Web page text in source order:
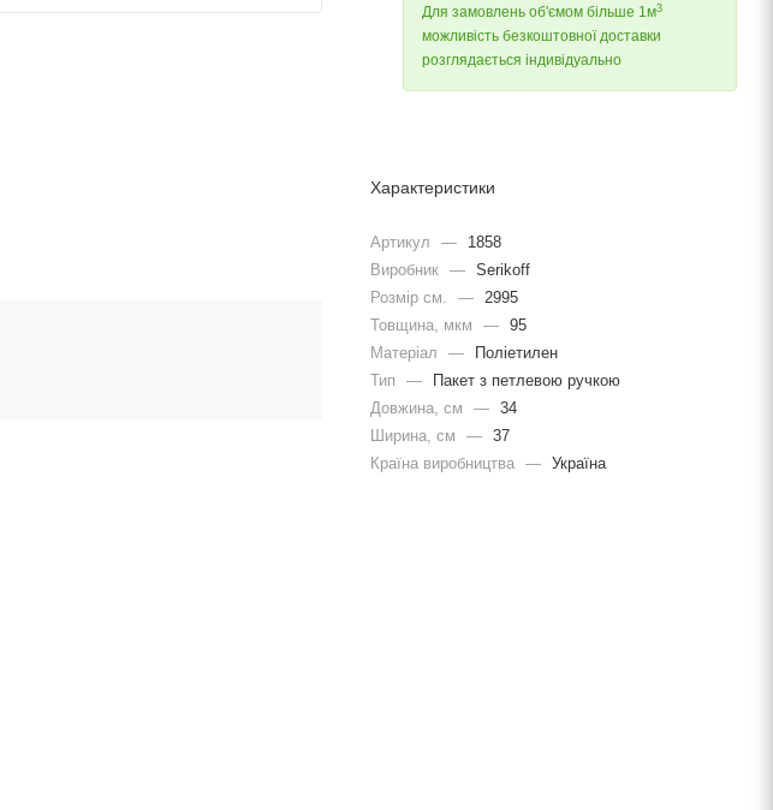
Для замовлень об'ємом більше 1м3
можливість безкоштовної доставки
розглядається індивідуально
Характеристики
Артикул —
1858
Виробник — Serikoff
Розмір см.
—
2995
Товщина, мкм
— 95
Матеріал
—
Поліетилен
Тип
—
Пакет з петлевою ручкою
Довжина, cм
— 34
Ширина, cм
— 37
Країна виробництва — Україна